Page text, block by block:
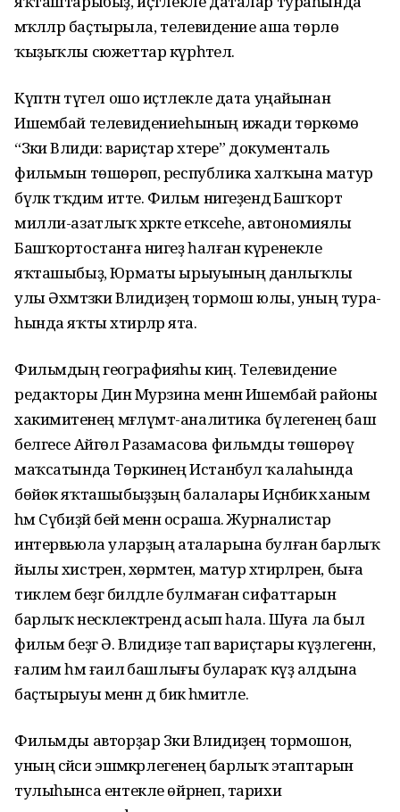
мәҡә­ләләр баҫтырыла, телевидение аша төрлө
ҡыҙыҡлы сюжеттар күрһәтелә.
Күптән түгел ошо иҫтәлек­ле дата уңайынан
Ишембай телеви­дениеһының ижади төркөмө
“Зәки Вәлиди: вариҫ­тар хәтере” документаль
фильмын төшөрөп, республика халҡына матур
бүләк тәҡдим итте. Фильм ниге­ҙен­дә Башҡорт
милли-азатлыҡ хәрәкәте етәксеһе, автономиялы
Башҡорт­останға нигеҙ һалған күренекле
яҡташыбыҙ, Юрматы ырыуының данлыҡ­лы
улы Әхмәтзәки Вәли­диҙең тормош юлы, уның тура­
һында яҡты хәтирәләр ята.
Фильмдың географияһы киң. Телевидение
редакторы Динә Мурзина менән Ишембай районы
хакимиәтенең мәғлүмәт-аналитика бүле­генең баш
белгесе Айгөл Ра­замасова фильмды төшөрөү
маҡсатында Төркиәнең Истанбул ҡалаһында
бөйөк яҡташыбыҙҙың балалары Иҫәнбикә ханым
һәм Сүбиҙәй бей менән осраша. Журналистар
интервьюла уларҙың аталарына булған барлыҡ
йылы хистәрен, хөрмәтен, матур хәтирә­ләрен, быға
тиклем беҙгә билдәле булмаған сифаттарын
барлыҡ нескәлек­тәрендә асып һала. Шуға ла был
фильм беҙгә Ә. Вә­лидиҙе тап вариҫтары күҙлегенән,
ғалим һәм ғаилә башлығы бу­лараҡ күҙ алдына
баҫтырыуы менән дә бик әһәмиәтле.
Фильмды авторҙар Зәки Вәлиди­ҙең тормошон,
уның сәйәси эшмә­кәр­легенең бар­лыҡ этаптарын
тулыһынса ентекле өйрәнеп, тарихи